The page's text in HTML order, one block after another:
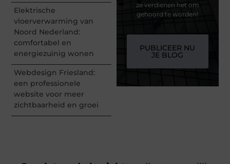
Elektrische
vloerverwarming van
Noord Nederland:
comfortabel en
energiezuinig wonen
Webdesign Friesland:
een professionele
website voor meer
zichtbaarheid en groei
ze verdienen het om
gehoord te worden!
PUBLICEER NU
JE BLOG